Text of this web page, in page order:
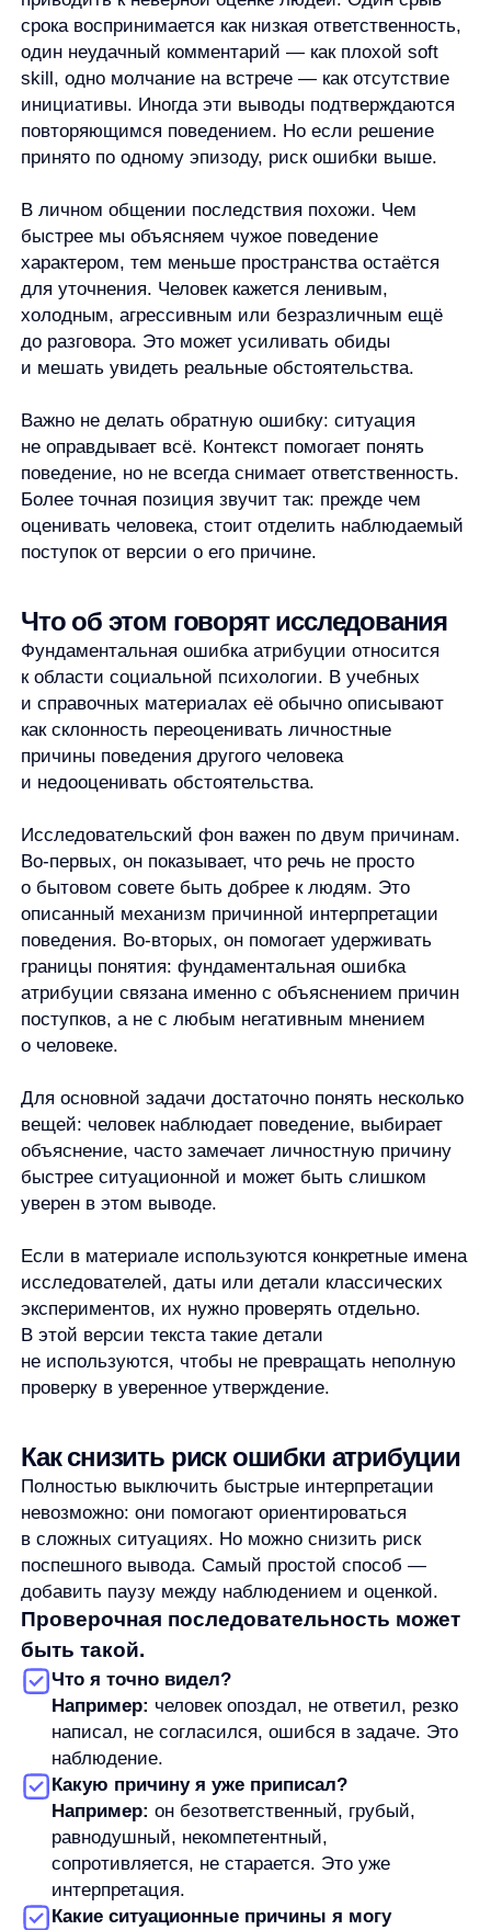
Как снизить риск ошибки атрибуции
Полностью выключить быстрые интерпретации
невозможно: они помогают ориентироваться
в сложных ситуациях. Но можно снизить риск
поспешного вывода. Самый простой способ —
добавить паузу между наблюдением и оценкой.
Проверочная последовательность может
быть такой.
Что я точно видел?
Например: человек опоздал, не ответил, резко
написал, не согласился, ошибся в задаче. Это
наблюдение.
Какую причину я уже приписал?
Например:он безответственный, грубый,
сопротивляется, не старается. Это уже
Какие ситуационные причины я могу
не видеть?
Нагрузка, плохая постановка задачи,
технический сбой, конфликт приоритетов,
усталость, отсутствие информации, внешнее
давление.
Что можно уточнить, прежде чем делать
помешало?», «Как ты это видел?», «Каких
данных не хватило?», «Что происходило
до этого?». Такие вопросы не отменяют
ответственности, но помогают точнее понять
ситуацию.
Ещё один полезный приём— симметрия
объяснений. Если бы я сам поступил так же,
какими обстоятельствами я бы это объяснил? Этот
Он просто помогает увидеть, что первая
личностная версия может быть не единственной.
Осторожность особенно важна, когда вывод
влияет на решение:оценку сотрудника, обратную
связь, конфликт с клиентом, разговор с близким
человеком. Чем выше цена вывода, тем полезнее
отделить факт от интерпретации.
Главное о фундаментальной
Фундаментальная ошибка атрибуции
склонность объяснять чужие поступки
характером, намерениями или способностями
человека и недооценивать влияние ситуации.
Она возникает не потому, что личные качества
Главная пара понятий здесь — внутренняя
и внешняя атрибуция. Внутренняя ищет причину
в человеке. Внешняя — в обстоятельствах.
Ошибка появляется, когда внутреннее объяснение
становится слишком быстрым и слишком
уверенным.
переписке, оценке клиентов, бытовых ссорах
и управленческих решениях. Мы видим действие
и быстро делаем вывод о человеке. Более
аккуратная стратегия — сначала спросить, какие
обстоятельства могли повлиять на поведение
и чего мы не знаем.
Практический смысл понятия не в том, чтобы
оправдывать любые поступки. Он в том, чтобы
не путать наблюдение с причиной. Человек
действительно мог поступить плохо, ошибиться
или нарушить договорённость. Но точный вывод
начинается не с ярлыка, а с проверки контекста.
Автор:
Станислав Вичиновский
Менеджер проектов any
Станислав Вичиновский — MarCom Manager в any. Он занимается
ведением комьюнити, контентом, вебинарами и исследованиями,
а также пишет материалы об AI и e-commerce.
В any Станислав работает с задачами на стыке продукта,